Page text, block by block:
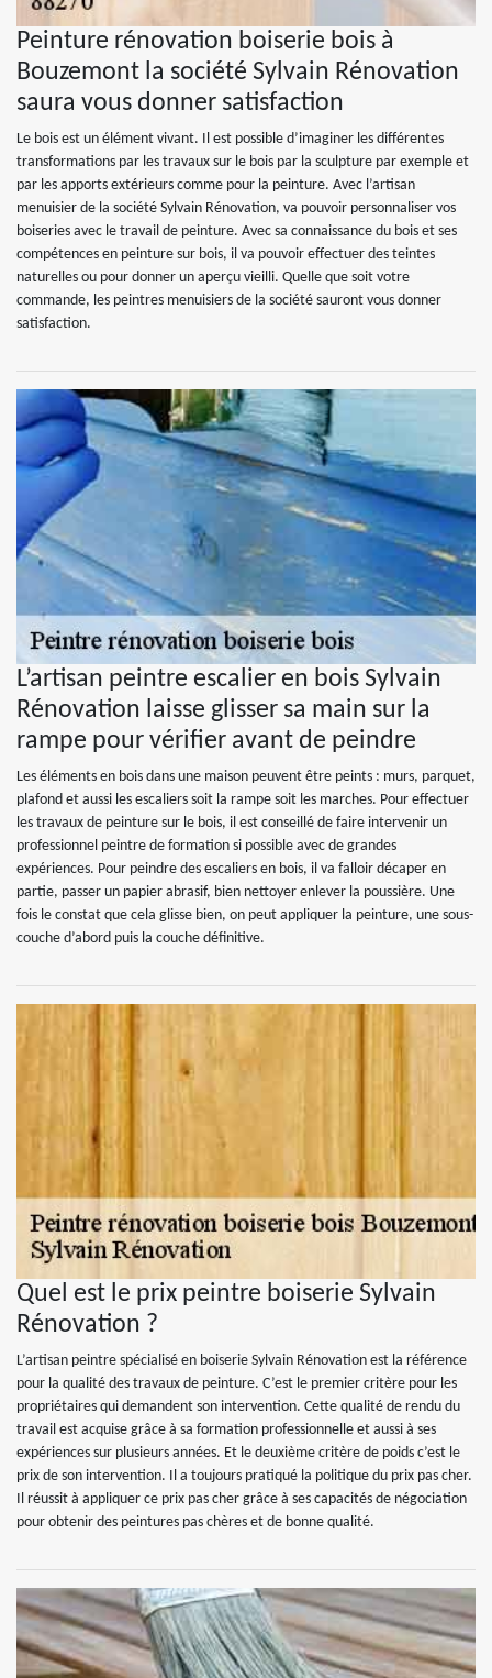
Peinture rénovation boiserie bois à
Bouzemont la société Sylvain Rénovation
saura vous donner satisfaction
Le bois est un élément vivant. Il est possible d’imaginer les différentes
transformations par les travaux sur le bois par la sculpture par exemple et
par les apports extérieurs comme pour la peinture. Avec l’artisan
menuisier de la société Sylvain Rénovation, va pouvoir personnaliser vos
boiseries avec le travail de peinture. Avec sa connaissance du bois et ses
compétences en peinture sur bois, il va pouvoir effectuer des teintes
naturelles ou pour donner un aperçu vieilli. Quelle que soit votre
commande, les peintres menuisiers de la société sauront vous donner
satisfaction.
L’artisan peintre escalier en bois Sylvain
Rénovation laisse glisser sa main sur la
rampe pour vérifier avant de peindre
Les éléments en bois dans une maison peuvent être peints : murs, parquet,
plafond et aussi les escaliers soit la rampe soit les marches. Pour effectuer
les travaux de peinture sur le bois, il est conseillé de faire intervenir un
professionnel peintre de formation si possible avec de grandes
expériences. Pour peindre des escaliers en bois, il va falloir décaper en
partie, passer un papier abrasif, bien nettoyer enlever la poussière. Une
fois le constat que cela glisse bien, on peut appliquer la peinture, une sous-
couche d’abord puis la couche définitive.
Quel est le prix peintre boiserie Sylvain
Rénovation ?
L’artisan peintre spécialisé en boiserie Sylvain Rénovation est la référence
pour la qualité des travaux de peinture. C’est le premier critère pour les
propriétaires qui demandent son intervention. Cette qualité de rendu du
travail est acquise grâce à sa formation professionnelle et aussi à ses
expériences sur plusieurs années. Et le deuxième critère de poids c’est le
prix de son intervention. Il a toujours pratiqué la politique du prix pas cher.
Il réussit à appliquer ce prix pas cher grâce à ses capacités de négociation
pour obtenir des peintures pas chères et de bonne qualité.